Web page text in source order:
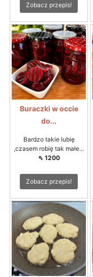
Zobacz przepis!
Buraczki w occie
do...
Bardzo takie lubię
,czasem robię tak małe...
⇖ 1200
Zobacz przepis!